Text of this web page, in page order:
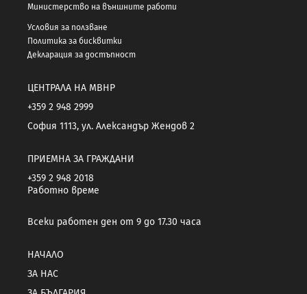
Министерство на външните работи
Условия за ползване
Политика за бисквитки
Декларация за достъпност
ЦЕНТРАЛА НА МВНР
+359 2 948 2999
София 1113, ул. Александър Жендов 2
ПРИЕМНА ЗА ГРАЖДАНИ
+359 2 948 2018
Работно време
Всеки работен ден от 9 до 17.30 часа
НАЧАЛО
ЗА НАС